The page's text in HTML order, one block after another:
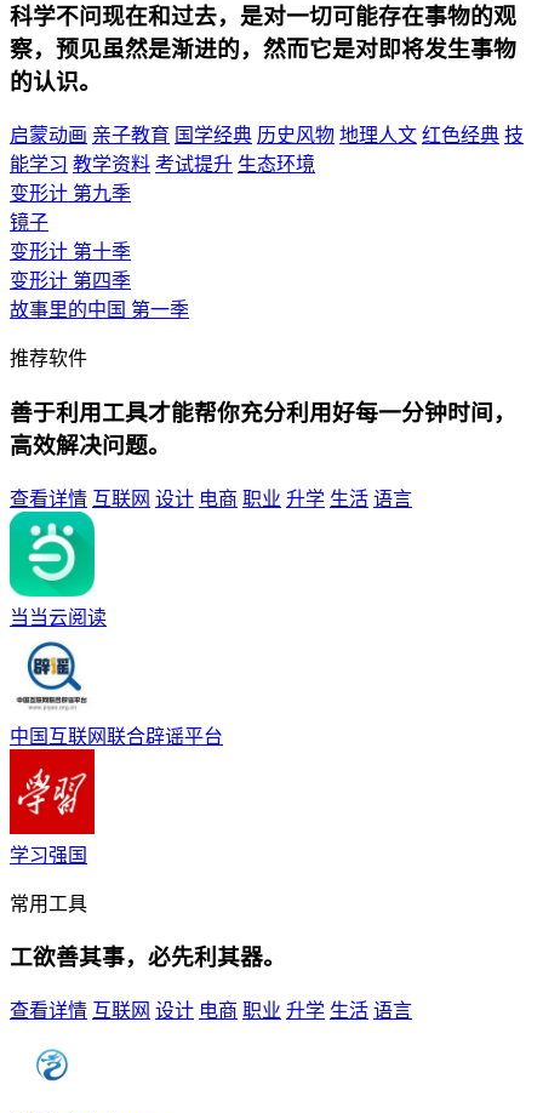
科学不问现在和过去，是对一切可能存在事物的观
察，预见虽然是渐进的，然而它是对即将发生事物
的认识。
启蒙动画 亲子教育 国学经典 历史风物 地理人文 红色经典 技
能学习 教学资料 考试提升 生态环境
变形计 第九季
镜子
变形计 第十季
变形计 第四季
故事里的中国 第一季
推荐软件
善于利用工具才能帮你充分利用好每一分钟时间，
高效解决问题。
查看详情 互联网 设计 电商 职业 升学 生活 语言
当当云阅读
中国互联网联合辟谣平台
学习强国
常用工具
工欲善其事，必先利其器。
查看详情 互联网 设计 电商 职业 升学 生活 语言